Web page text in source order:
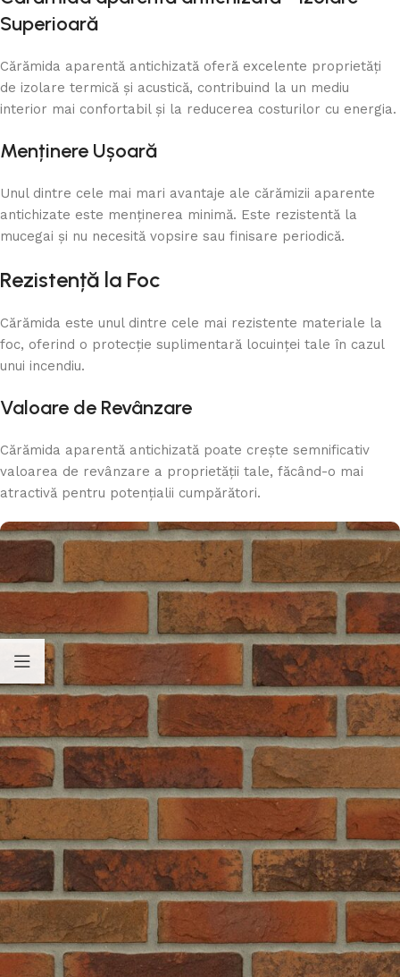
Superioară
Cărămida aparentă antichizată oferă excelente proprietăți
de izolare termică și acustică, contribuind la un mediu
interior mai confortabil și la reducerea costurilor cu energia.
Menținere Ușoară
Unul dintre cele mai mari avantaje ale cărămizii aparente
antichizate este menținerea minimă. Este rezistentă la
mucegai și nu necesită vopsire sau finisare periodică.
Rezistență la Foc
Cărămida este unul dintre cele mai rezistente materiale la
foc, oferind o protecție suplimentară locuinței tale în cazul
unui incendiu.
Valoare de Revânzare
Cărămida aparentă antichizată poate crește semnificativ
valoarea de revânzare a proprietății tale, făcând-o mai
atractivă pentru potențialii cumpărători.